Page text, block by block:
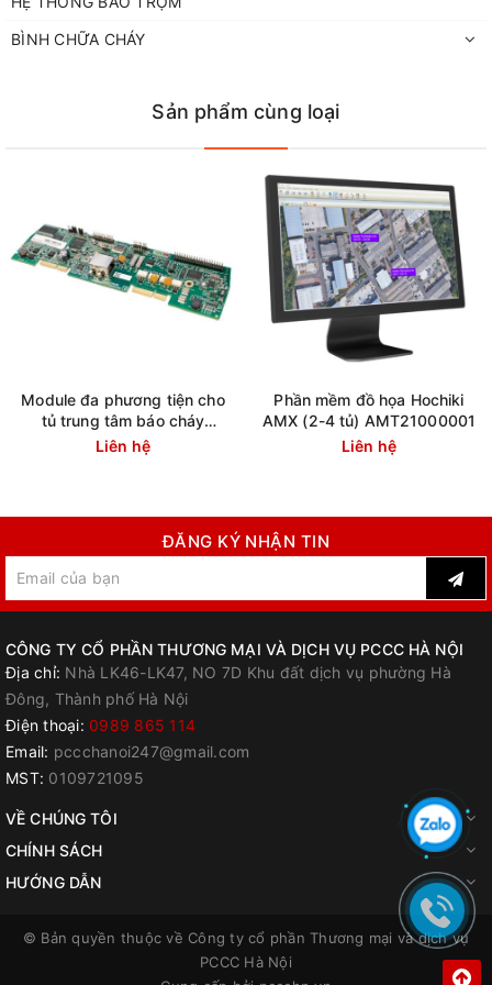
BÌNH CHỮA CHÁY
Sản phẩm cùng loại
Module đa phương tiện cho
tủ trung tâm báo cháy
Latitude Hochiki S788-HA
Liên hệ
Phần mềm đồ họa Hochiki
AMX (2-4 tủ) AMT21000001
Liên hệ
ĐĂNG KÝ NHẬN TIN
CÔNG TY CỔ PHẦN THƯƠNG MẠI VÀ DỊCH VỤ PCCC HÀ NỘI
Địa chỉ: Nhà LK46-LK47, NO 7D Khu đất dịch vụ phường Hà
Đông, Thành phố Hà Nội
Điện thoại: 0989 865 114
Email: pccchanoi247@gmail.com
MST: 0109721095
VỀ CHÚNG TÔI
CHÍNH SÁCH
HƯỚNG DẪN
© Bản quyền thuộc về Công ty cổ phần Thương mại và dịch vụ
PCCC Hà Nội